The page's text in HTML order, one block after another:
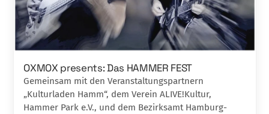
OXMOX presents: Das HAMMER FEST
Gemeinsam mit den Veranstaltungspartnern
„Kulturladen Hamm“, dem Verein ALIVE!Kultur,
Hammer Park e.V., und dem Bezirksamt Hamburg-